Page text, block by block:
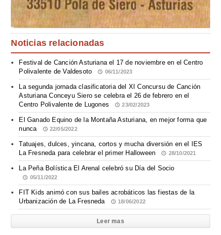
Noticias relacionadas
Festival de Canción Asturiana el 17 de noviembre en el Centro
Polivalente de Valdesoto
06/11/2023
La segunda jornada clasificatoria del XI Concursu de Canción
Asturiana Conceyu Siero se celebra el 26 de febrero en el
Centro Polivalente de Lugones
23/02/2023
El Ganado Equino de la Montaña Asturiana, en mejor forma que
nunca
22/05/2022
Tatuajes, dulces, yincana, cortos y mucha diversión en el IES
La Fresneda para celebrar el primer Halloween
28/10/2021
La Peña Bolística El Arenal celebró su Día del Socio
05/11/2022
FIT Kids animó con sus bailes acrobáticos las fiestas de la
Urbanización de La Fresneda
18/06/2022
Leer mas